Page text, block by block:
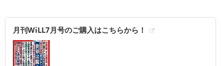
月刊WiLL7月号のご購入はこちらから！